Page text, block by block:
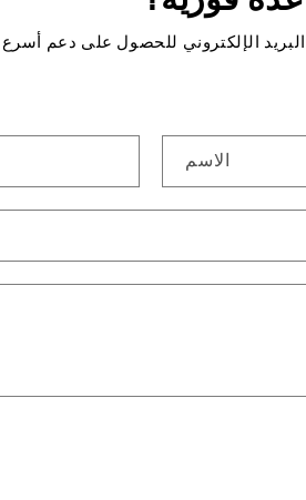
الإلكتروني للحصول على دعم أسرع
الاسم